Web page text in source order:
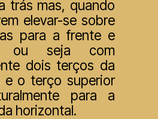
trás mas, quando
elevar-se sobre
para a frente e
ou seja com
dois terços da
e o terço superior
para a
horizontal.